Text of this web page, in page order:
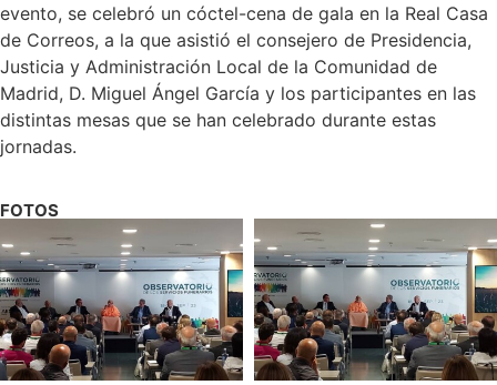
evento, se celebró un cóctel-cena de gala en la Real Casa
de Correos, a la que asistió el consejero de Presidencia,
Justicia y Administración Local de la Comunidad de
Madrid, D. Miguel Ángel García y los participantes en las
distintas mesas que se han celebrado durante estas
jornadas.
FOTOS